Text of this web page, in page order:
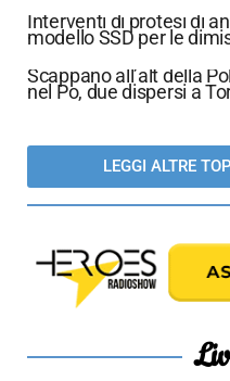
Interventi di protesi di
modello SSD per le
Scappano all’alt della
nel Po, due dispersi a
LEGGI ALTRE